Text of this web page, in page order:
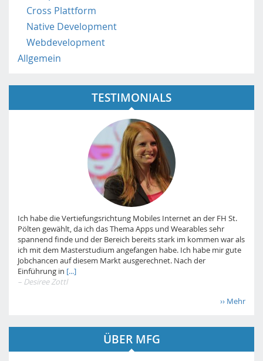
Cross Plattform
Native Development
Webdevelopment
Allgemein
TESTIMONIALS
Ich habe die Vertiefungsrichtung Mobiles Internet an der FH St.
Pölten gewählt, da ich das Thema Apps und Wearables sehr
spannend finde und der Bereich bereits stark im kommen war als
ich mit dem Masterstudium angefangen habe. Ich habe mir gute
Jobchancen auf diesem Markt ausgerechnet. Nach der
Einführung in [...]
– Desiree Zottl
›› Mehr
ÜBER MFG